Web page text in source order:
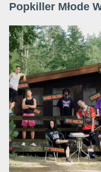
Popkiller Młode